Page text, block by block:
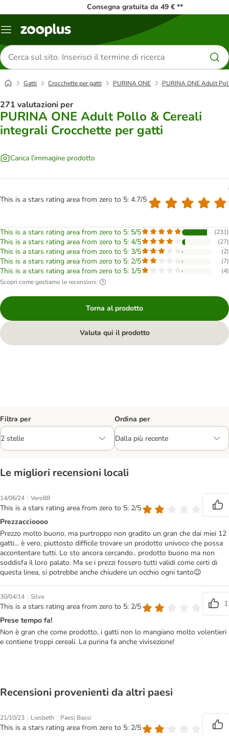
Consegna gratuita da 49 € **
Overview
Cerca
prodotti
Gatti Crocchette per gatti PURINA ONE PURINA ONE Adult
271 valutazioni per
PURINA ONE Adult Pollo & Cereali
integrali Crocchette per gatti
Carica l'immagine prodotto
This is a stars rating area from zero to 5: 4.7/5
This is a stars rating area from zero to 5: 5/5 (231)
This is a stars rating area from zero to 5: 4/5 (27)
This is a stars rating area from zero to 5: 3/5 (2)
This is a stars rating area from zero to 5: 2/5 (7)
This is a stars rating area from zero to 5: 1/5 (4)
Scopri come gestiamo le recensioni
Torna al prodotto
Valuta qui il prodotto
Filtra per Ordina per
Le migliori recensioni locali
14/06/24 | Vero88
This is a stars rating area from zero to 5: 2/5
Prezzaccioooo
Prezzo molto buono, ma purtroppo non gradito un gran che dai miei 12
gatti... è vero, piuttosto difficile trovare un prodotto univoco che possa
accontentare tutti. Lo sto ancora cercando.. prodotto buono ma non
soddisfa il loro palato. Ma se i prezzi fossero tutti validi come certi di
questa linea, si potrebbe anche chiudere un occhio ogni tanto😉
30/04/14 | Silva
This is a stars rating area from zero to 5: 2/5
1
Prese tempo fa!
Non è gran che come prodotto, i gatti non lo mangiano molto volentieri
e contiene troppi cereali. La purina fa anche vivisezione!
Recensioni provenienti da altri paesi
21/10/23 | Liesbeth | Paesi Bassi
This is a stars rating area from zero to 5: 2/5